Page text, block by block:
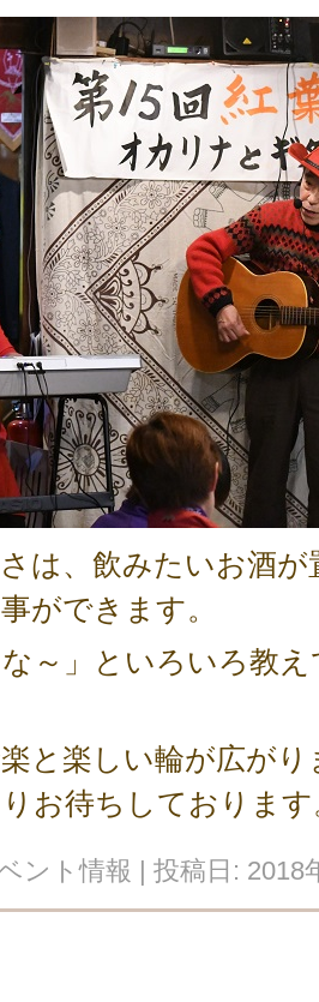
は、飲みたいお酒
ができます。
な～」といろいろ教
と楽しい輪が広が
お待ちしております
ント情報 | 投稿日: 2018